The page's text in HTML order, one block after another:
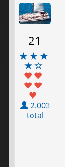
21
2.003
total